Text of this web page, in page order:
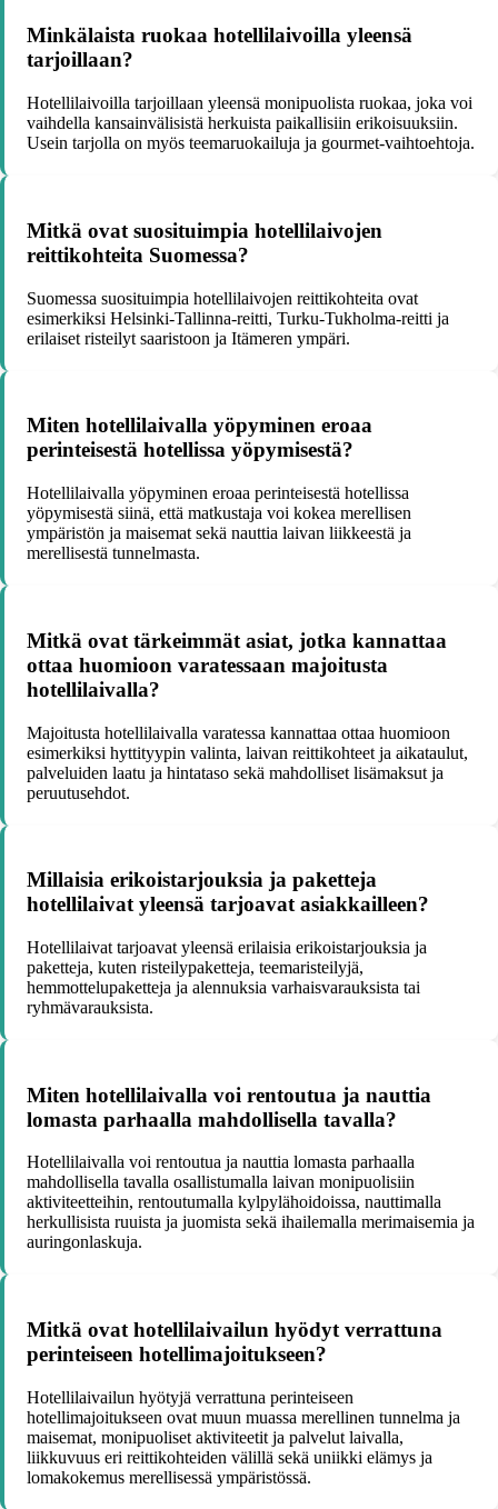
Minkälaista ruokaa hotellilaivoilla yleensä
tarjoillaan?
Hotellilaivoilla tarjoillaan yleensä monipuolista ruokaa, joka voi
vaihdella kansainvälisistä herkuista paikallisiin erikoisuuksiin.
Usein tarjolla on myös teemaruokailuja ja gourmet-vaihtoehtoja.
Mitkä ovat suosituimpia hotellilaivojen
reittikohteita Suomessa?
Suomessa suosituimpia hotellilaivojen reittikohteita ovat
esimerkiksi Helsinki-Tallinna-reitti, Turku-Tukholma-reitti ja
erilaiset risteilyt saaristoon ja Itämeren ympäri.
Miten hotellilaivalla yöpyminen eroaa
perinteisestä hotellissa yöpymisestä?
Hotellilaivalla yöpyminen eroaa perinteisestä hotellissa
yöpymisestä siinä, että matkustaja voi kokea merellisen
ympäristön ja maisemat sekä nauttia laivan liikkeestä ja
merellisestä tunnelmasta.
Mitkä ovat tärkeimmät asiat, jotka kannattaa
ottaa huomioon varatessaan majoitusta
hotellilaivalla?
Majoitusta hotellilaivalla varatessa kannattaa ottaa huomioon
esimerkiksi hyttityypin valinta, laivan reittikohteet ja aikataulut,
palveluiden laatu ja hintataso sekä mahdolliset lisämaksut ja
peruutusehdot.
Millaisia erikoistarjouksia ja paketteja
hotellilaivat yleensä tarjoavat asiakkailleen?
Hotellilaivat tarjoavat yleensä erilaisia erikoistarjouksia ja
paketteja, kuten risteilypaketteja, teemaristeilyjä,
hemmottelupaketteja ja alennuksia varhaisvarauksista tai
ryhmävarauksista.
Miten hotellilaivalla voi rentoutua ja nauttia
lomasta parhaalla mahdollisella tavalla?
Hotellilaivalla voi rentoutua ja nauttia lomasta parhaalla
mahdollisella tavalla osallistumalla laivan monipuolisiin
aktiviteetteihin, rentoutumalla kylpylähoidoissa, nauttimalla
herkullisista ruuista ja juomista sekä ihailemalla merimaisemia ja
auringonlaskuja.
Mitkä ovat hotellilaivailun hyödyt verrattuna
perinteiseen hotellimajoitukseen?
Hotellilaivailun hyötyjä verrattuna perinteiseen
hotellimajoitukseen ovat muun muassa merellinen tunnelma ja
maisemat, monipuoliset aktiviteetit ja palvelut laivalla,
liikkuvuus eri reittikohteiden välillä sekä uniikki elämys ja
lomakokemus merellisessä ympäristössä.